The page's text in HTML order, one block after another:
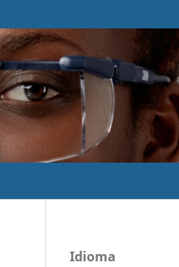
Idioma